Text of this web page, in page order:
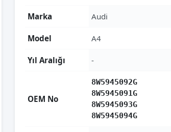
Marka Audi
Model A4
Yıl Aralığı -
OEM No
8W5945092G
8W5945091G
8W5945093G
8W5945094G